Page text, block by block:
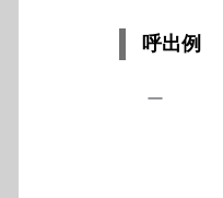
呼出例
ー